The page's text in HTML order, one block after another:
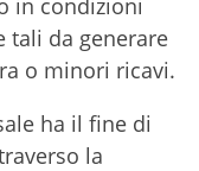
in condizioni
tali da generare
o minori ricavi.
ha il fine di
la